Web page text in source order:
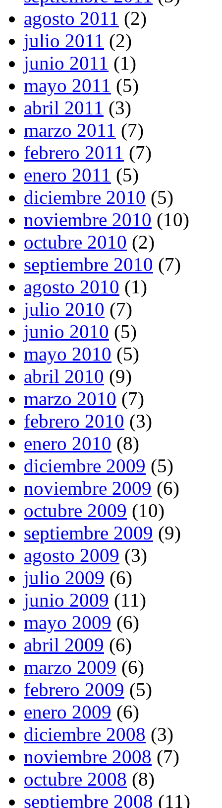
agosto 2011 (2)
julio 2011 (2)
junio 2011 (1)
mayo 2011 (5)
abril 2011 (3)
marzo 2011 (7)
febrero 2011 (7)
enero 2011 (5)
diciembre 2010 (5)
noviembre 2010 (10)
octubre 2010 (2)
septiembre 2010 (7)
agosto 2010 (1)
julio 2010 (7)
junio 2010 (5)
mayo 2010 (5)
abril 2010 (9)
marzo 2010 (7)
febrero 2010 (3)
enero 2010 (8)
diciembre 2009 (5)
noviembre 2009 (6)
octubre 2009 (10)
septiembre 2009 (9)
agosto 2009 (3)
julio 2009 (6)
junio 2009 (11)
mayo 2009 (6)
abril 2009 (6)
marzo 2009 (6)
febrero 2009 (5)
enero 2009 (6)
diciembre 2008 (3)
noviembre 2008 (7)
octubre 2008 (8)
septiembre 2008 (11)